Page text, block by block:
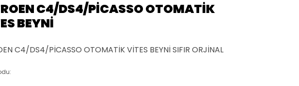
C4/DS4/PİCASSO OTOMATİK
BEYNİ
C4/DS4/PİCASSO OTOMATİK VİTES BEYNİ SIFIR ORJİNAL